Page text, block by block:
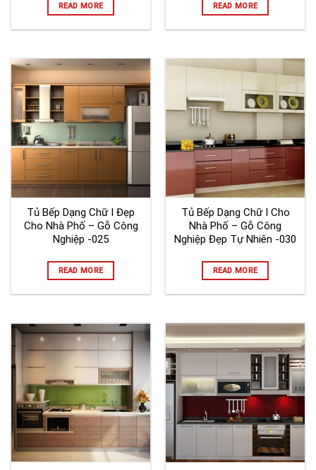
READ MORE READ MORE
Tủ Bếp Dạng Chữ I Đẹp
Cho Nhà Phố – Gỗ Công
Nghiệp -025
READ MORE
Tủ Bếp Dạng Chữ I Cho
Nhà Phố – Gỗ Công
Nghiệp Đẹp Tự Nhiên -030
READ MORE